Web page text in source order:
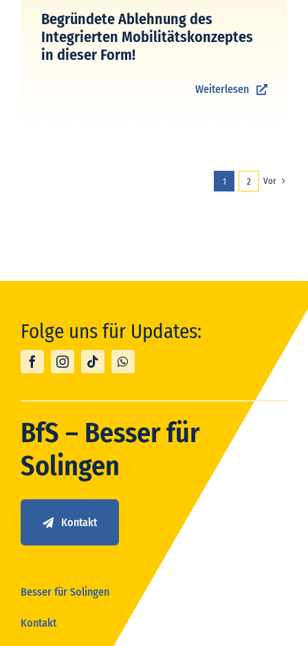
Begründete Ablehnung des
Integrierten Mobilitätskonzeptes
in dieser Form!
Weiterlesen
1 2 Vor
Folge uns für Updates:
BfS – Besser für
Solingen
Kontakt
Besser für Solingen
Kontakt